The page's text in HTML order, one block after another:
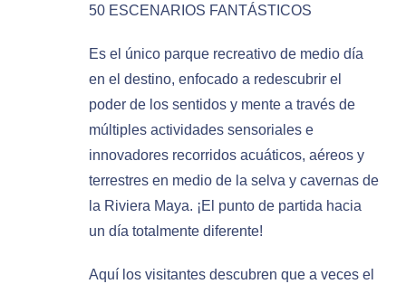
50 ESCENARIOS FANTÁSTICOS
Es el único parque recreativo de medio día
en el destino, enfocado a redescubrir el
poder de los sentidos y mente a través de
múltiples actividades sensoriales e
innovadores recorridos acuáticos, aéreos y
terrestres en medio de la selva y cavernas de
la Riviera Maya. ¡El punto de partida hacia
un día totalmente diferente!
Aquí los visitantes descubren que a veces el